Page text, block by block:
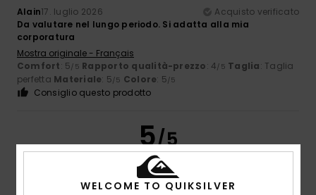
Alain17. luglio 2026
Acquisto verificato
Da valutare nel lungo periodo. Si adatta alla mia
corporatura
Mostra originale - Français
Comfort: 5/5 Rapporto qualità-prezzo: 4/5 Taglia: Taglia
perfetta Materiale: 5/5 Colore: 5/5
Consiglio questo prodotto
5/5
WELCOME TO QUIKSILVER